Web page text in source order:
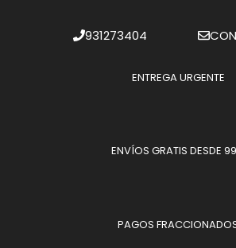
931273404
ENTREGA URGENTE
ENVÍOS GRATIS DESDE
PAGOS